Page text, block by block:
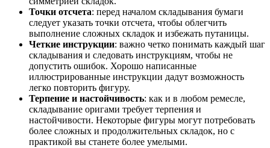
Точки отсчета: перед началом складывания бумаги
следует указать точки отсчета, чтобы облегчить
выполнение сложных складок и избежать путаницы.
Четкие инструкции: важно четко понимать каждый шаг
складывания и следовать инструкциям, чтобы не
допустить ошибок. Хорошо написанные
иллюстрированные инструкции дадут возможность
легко повторить фигуру.
Терпение и настойчивость: как и в любом ремесле,
складывание оригами требует терпения и
настойчивости. Некоторые фигуры могут потребовать
более сложных и продолжительных складок, но с
практикой вы станете более умелыми.